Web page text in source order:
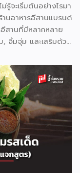
รู้จะเริ่มต้นอย่างไรมา
นอาหารอีสานแบรนด์
สานที่มีหลากหลาย
จิ้มจุ่ม และเสริมด้วย
าไปแล้วเกือบ 10
ป ใครทำ ใครตำ ก็
น้ำปรุง เช่น น้ำตำ
อาหารได้ง่าย ลดขั้น
ครั้ง ไม่จำเป็นต้องใช้
นอย่างดีสำหรับการ
ม่ครัว สำหรับรูปแบบ
ง 3 รูปแบบ แฟรน
ำหรับ […]